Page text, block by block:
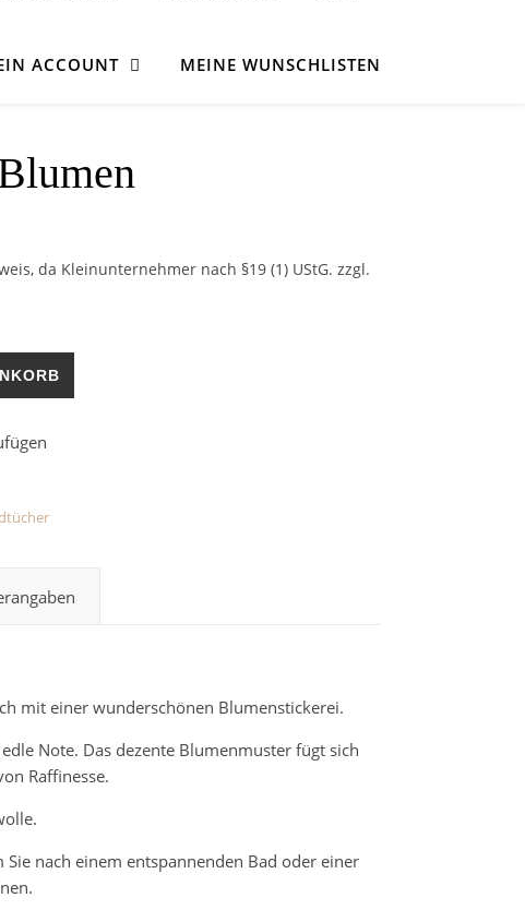
ACCOUNT MEINE WUNSCHLISTEN
da Kleinunternehmer nach §19 (1) UStG. zzgl.
mit einer wunderschönen Blumenstickerei.
Note. Das dezente Blumenmuster fügt sich
Raffinesse.
nach einem entspannenden Bad oder einer